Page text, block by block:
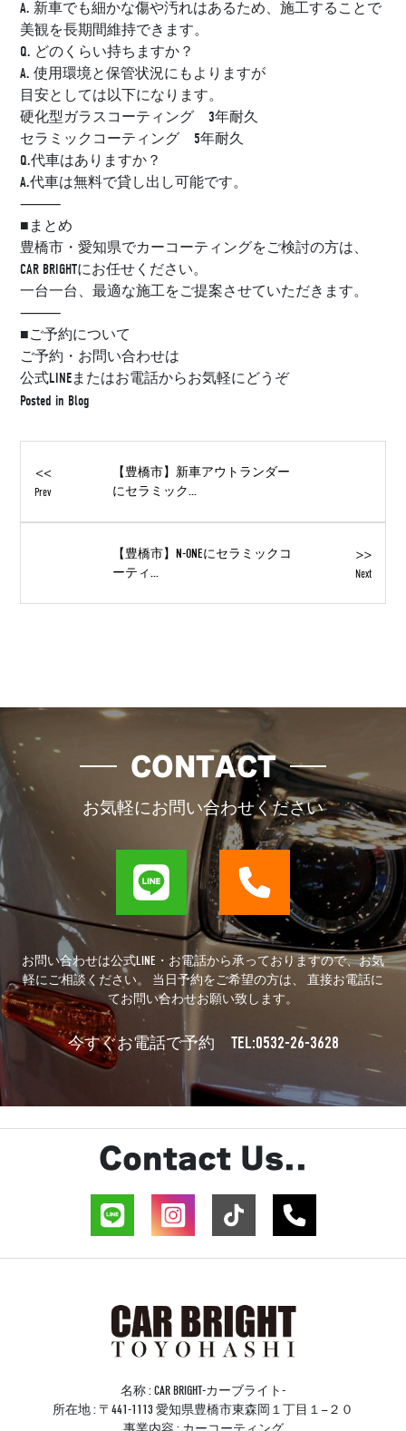
A. 新車でも細かな傷や汚れはあるため、施工することで
美観を長期間維持できます。
Q. どのくらい持ちますか？
A. 使用環境と保管状況にもよりますが
目安としては以下になります。
硬化型ガラスコーティング 3年耐久
セラミックコーティング 5年耐久
Q.代車はありますか？
A.代車は無料で貸し出し可能です。
⸻
■まとめ
豊橋市・愛知県でカーコーティングをご検討の方は、
CAR BRIGHTにお任せください。
一台一台、最適な施工をご提案させていただきます。
⸻
■ご予約について
ご予約・お問い合わせは
公式LINEまたはお電話からお気軽にどうぞ
Posted in Blog
<<
Prev
【豊橋市】新車アウトランダー
にセラミック...
>>
Next
【豊橋市】N-ONEにセラミックコ
ーティ...
CONTACT
お気軽にお問い合わせください
お問い合わせは公式LINE・お電話から承っておりますので、お気
軽にご相談ください。 当日予約をご希望の方は、 直接お電話に
てお問い合わせお願い致します。
今すぐお電話で予約 TEL:0532-26-3628
Contact Us..
名称 : CAR BRIGHT-カーブライト-
所在地 : 〒441-1113 愛知県豊橋市東森岡１丁目１−２０